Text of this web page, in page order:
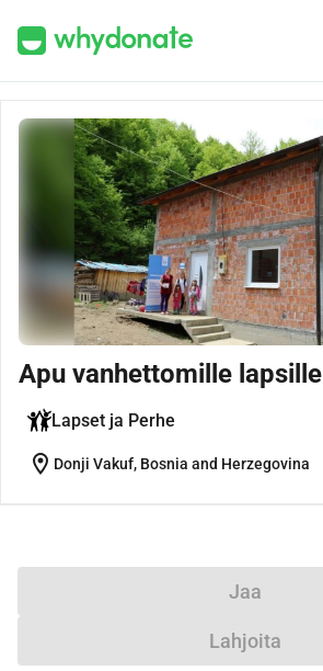
Apu vanhettomille lapsille
Lapset ja Perhe
location_on Donji Vakuf, Bosnia and Herzegovina
Jaa
Lahjoita